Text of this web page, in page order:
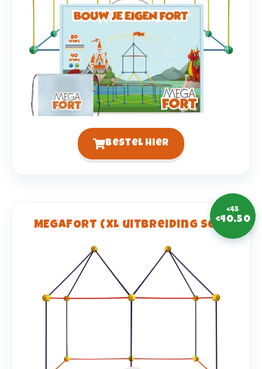
Bestel hier
€45
€40,50
MEGAFORT (XL uitbreiding set)